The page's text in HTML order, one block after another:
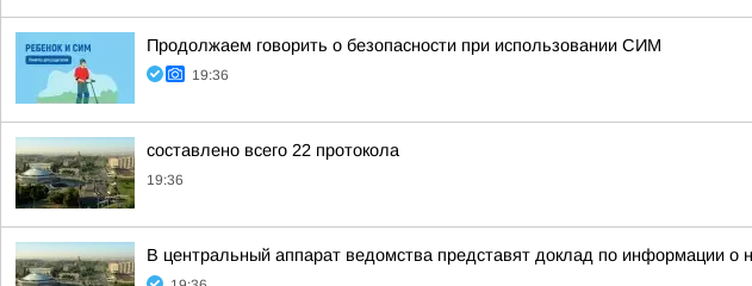
Продолжаем говорить о безопасности при использовании СИМ
19:36
составлено всего 22 протокола
19:36
В центральный аппарат ведомства представят доклад по информации